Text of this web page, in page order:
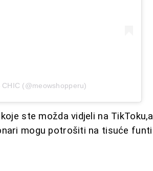
(@meowshopperu)
ste možda vidjeli na TikToku,a
mogu potrošiti na tisuće funti